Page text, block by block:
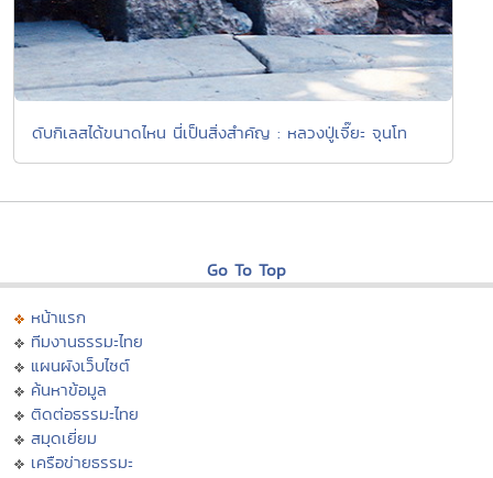
ดับกิเลสได้ขนาดไหน นี่เป็นสิ่งสำคัญ : หลวงปู่เจี๊ยะ จุนโท
Go To Top
หน้าแรก
ทีมงานธรรมะไทย
แผนผังเว็บไซต์
ค้นหาข้อมูล
ติดต่อธรรมะไทย
สมุดเยี่ยม
เครือข่ายธรรมะ